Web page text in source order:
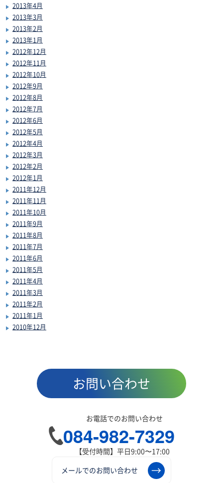
2013年4月
2013年3月
2013年2月
2013年1月
2012年12月
2012年11月
2012年10月
2012年9月
2012年8月
2012年7月
2012年6月
2012年5月
2012年4月
2012年3月
2012年2月
2012年1月
2011年12月
2011年11月
2011年10月
2011年9月
2011年8月
2011年7月
2011年6月
2011年5月
2011年4月
2011年3月
2011年2月
2011年1月
2010年12月
お問い合わせ
お電話でのお問い合わせ
084-982-7329
【受付時間】平日9:00〜17:00
メールでのお問い合わせ